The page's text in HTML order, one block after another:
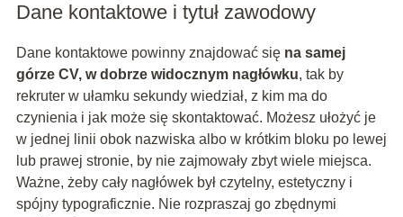
Dane kontaktowe i tytuł zawodowy
Dane kontaktowe powinny znajdować się na samej
górze CV, w dobrze widocznym nagłówku, tak by
rekruter w ułamku sekundy wiedział, z kim ma do
czynienia i jak może się skontaktować. Możesz ułożyć je
w jednej linii obok nazwiska albo w krótkim bloku po lewej
lub prawej stronie, by nie zajmowały zbyt wiele miejsca.
Ważne, żeby cały nagłówek był czytelny, estetyczny i
spójny typograficznie. Nie rozpraszaj go zbędnymi